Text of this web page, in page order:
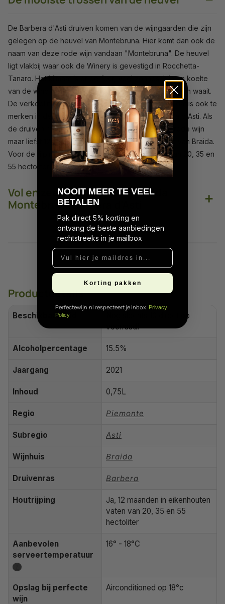
De Barbera d'Asti druiven komen van de wijngaarden die zijn
gelegen op de heuvel van Montebruna. Hier komt dan ook de
naam van deze rode wijn vandaan "Montebruna". De heuvel
ligt vlakbij waar ook de Winery is gevestigd in Rocchetta-
Tanaro. Het klimaat is er perfect, veel zonneschijn en koelte
van de wind die vanaf de toppen door de wijngaarden waait.
De verkoeling geeft meer kracht aan de oogst en dat is ook te
merken in de smaak van deze Montebruna Barbera d'Asti. Als
de druiven met de hand zijn geoogst wordt deze rode wijn
maar liefst 12 maanden gelagerd in de wijn kelders van Braida.
Voor de rijping gebruikt men eikenhouten vaten van 20, 35 en
55 hectoliter om meer diepgang te krijgen.
Vol en zeer krachtig deze Braida
Montebruna Barbera d'Asti
+
Productdetails
Beschikbaarheid
Nog slechts 10 direct op
voorraad!
Alcoholpercentage 15.5%
Jaargang 2021
Inhoud 0,75L
Regio Piemonte
Subregio Asti
Wijnhuis Braida
Druivenras Barbera
Houtrijping
Ja, 12 maanden in eikenhouten
vaten van 20, 35 en 55
hectoliter
Aanbevolen
serveertemperatuur
16° - 18°C
Opslag bij perfecte
wijn
Airconditioned op 18°c
NOOIT MEER TE VEEL
BETALEN
Pak direct 5% korting en
ontvang de beste aanbiedingen
rechtstreeks in je mailbox
Vul hier je maildres in...
Korting pakken
Perfectewijn.nl respecteert je inbox. Privacy
Policy